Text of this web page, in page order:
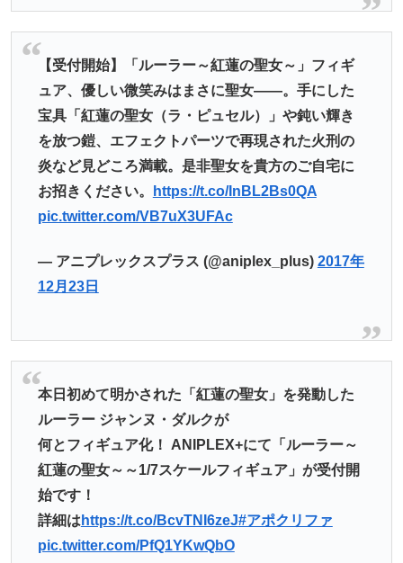
【受付開始】「ルーラー～紅蓮の聖女～」フィギ
ュア、優しい微笑みはまさに聖女――。手にした
宝具「紅蓮の聖女（ラ・ピュセル）」や鈍い輝き
を放つ鎧、エフェクトパーツで再現された火刑の
炎など見どころ満載。是非聖女を貴方のご自宅に
お招きください。
https://t.co/InBL2Bs0QA
pic.twitter.com/VB7uX3UFAc
— アニプレックスプラス (@aniplex_plus) 2017年
12月23日
本日初めて明かされた「紅蓮の聖女」を発動した
ルーラー ジャンヌ・ダルクが
何とフィギュア化！ ANIPLEX+にて「ルーラー～
紅蓮の聖女～～1/7スケールフィギュア」が受付開
始です！
詳細は https://t.co/BcvTNI6zeJ#アポクリファ
pic.twitter.com/PfQ1YKwQbO